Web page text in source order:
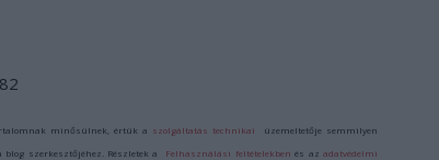
minősülnek, értük a szolgáltatás technikai üzemeltetője semmilyen
szerkesztőjéhez. Részletek a Felhasználási feltételekben és azadatvédelmi